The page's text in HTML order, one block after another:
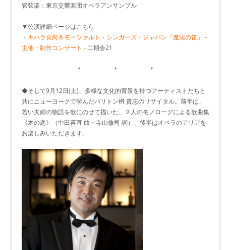
管弦楽：東京交響楽団オペラアンサンブル
▼公演詳細ページはこちら
・ キハラ良尚＆モーツァルト・シンガーズ・ジャパン『魔法の笛』 -
主催・制作コンサート - 二期会21
＊ ＊ ＊
◆そして9月12日(土)、多様な文化的背景を持つアーティストたちと
共にニューヨークで学んだバリトン桝 貴志のリサイタル。前半は、
若い夫婦の物語を歌にのせて描いた、２人のモノローグによる歌曲集
《木の匙》（中田喜直 曲・寺山修司 詞）、後半はオペラのアリアを
お楽しみいただきます。